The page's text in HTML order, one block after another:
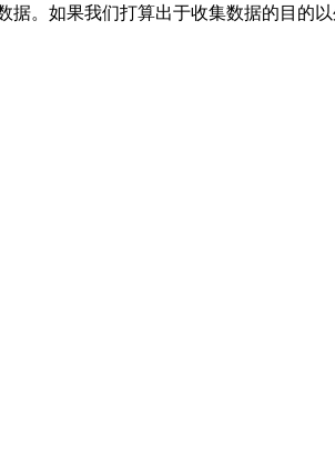
。如果我们打算出于收集数据的目的